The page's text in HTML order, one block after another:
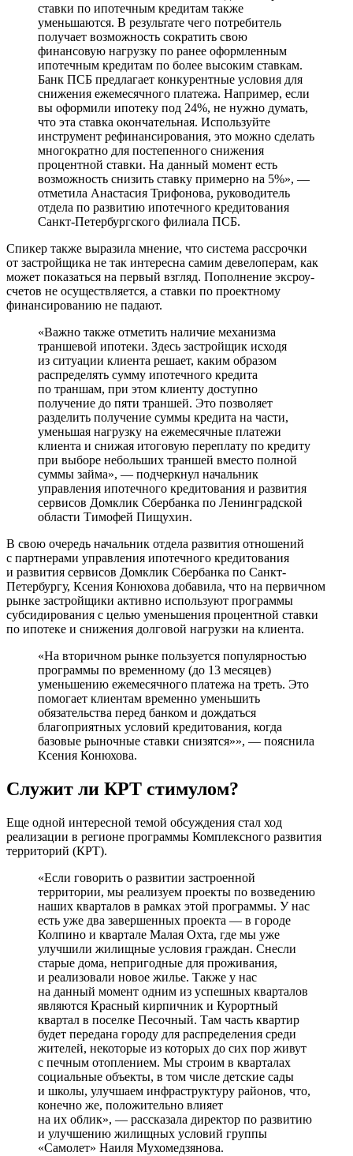
ставки по ипотечным кредитам также
уменьшаются. В результате чего потребитель
получает возможность сократить свою
финансовую нагрузку по ранее оформленным
ипотечным кредитам по более высоким ставкам.
Банк ПСБ предлагает конкурентные условия для
снижения ежемесячного платежа. Например, если
вы оформили ипотеку под 24%, не нужно думать,
что эта ставка окончательная. Используйте
инструмент рефинансирования, это можно сделать
многократно для постепенного снижения
процентной ставки. На данный момент есть
возможность снизить ставку примерно на 5%», —
отметила Анастасия Трифонова, руководитель
отдела по развитию ипотечного кредитования
Санкт-Петербургского филиала ПСБ.
Спикер также выразила мнение, что система рассрочки
от застройщика не так интересна самим девелоперам, как
может показаться на первый взгляд. Пополнение эксроу-
счетов не осуществляется, а ставки по проектному
финансированию не падают.
«Важно также отметить наличие механизма
траншевой ипотеки. Здесь застройщик исходя
из ситуации клиента решает, каким образом
распределять сумму ипотечного кредита
по траншам, при этом клиенту доступно
получение до пяти траншей. Это позволяет
разделить получение суммы кредита на части,
уменьшая нагрузку на ежемесячные платежи
клиента и снижая итоговую переплату по кредиту
при выборе небольших траншей вместо полной
суммы займа», — подчеркнул начальник
управления ипотечного кредитования и развития
сервисов Домклик Сбербанка по Ленинградской
области Тимофей Пищухин.
В свою очередь начальник отдела развития отношений
с партнерами управления ипотечного кредитования
и развития сервисов Домклик Сбербанка по Санкт-
Петербургу, Ксения Конюхова добавила, что на первичном
рынке застройщики активно используют программы
субсидирования с целью уменьшения процентной ставки
по ипотеке и снижения долговой нагрузки на клиента.
«На вторичном рынке пользуется популярностью
программы по временному (до 13 месяцев)
уменьшению ежемесячного платежа на треть. Это
помогает клиентам временно уменьшить
обязательства перед банком и дождаться
благоприятных условий кредитования, когда
базовые рыночные ставки снизятся»», — пояснила
Ксения Конюхова.
Служит ли КРТ стимулом?
Еще одной интересной темой обсуждения стал ход
реализации в регионе программы Комплексного развития
территорий (КРТ).
«Если говорить о развитии застроенной
территории, мы реализуем проекты по возведению
наших кварталов в рамках этой программы. У нас
есть уже два завершенных проекта — в городе
Колпино и квартале Малая Охта, где мы уже
улучшили жилищные условия граждан. Снесли
старые дома, непригодные для проживания,
и реализовали новое жилье. Также у нас
на данный момент одним из успешных кварталов
являются Красный кирпичник и Курортный
квартал в поселке Песочный. Там часть квартир
будет передана городу для распределения среди
жителей, некоторые из которых до сих пор живут
с печным отоплением. Мы строим в кварталах
социальные объекты, в том числе детские сады
и школы, улучшаем инфраструктуру районов, что,
конечно же, положительно влияет
на их облик», — рассказала директор по развитию
и улучшению жилищных условий группы
«Самолет» Наиля Мухомедзянова.